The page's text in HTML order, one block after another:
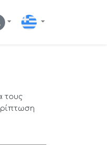
Ελληνικά
τους